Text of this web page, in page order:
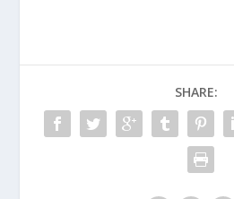
SHARE: